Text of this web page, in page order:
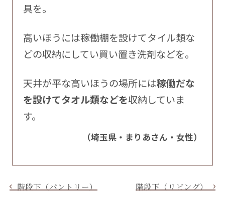
具を。
高いほうには稼働棚を設けてタイル類な
どの収納にしてい買い置き洗剤などを。
天井が平な高いほうの場所には稼働だな
を設けてタオル類などを収納していま
す。
（埼玉県・まりあさん・女性）
階段下（パントリー） 階段下（リビング）